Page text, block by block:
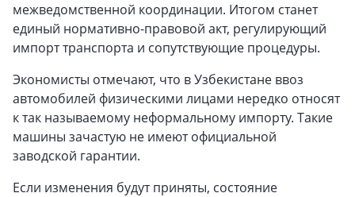
межведомственной координации. Итогом станет
единый нормативно-правовой акт, регулирующий
импорт транспорта и сопутствующие процедуры.
Экономисты отмечают, что в Узбекистане ввоз
автомобилей физическими лицами нередко относят
к так называемому неформальному импорту. Такие
машины зачастую не имеют официальной
заводской гарантии.
Если изменения будут приняты, состояние